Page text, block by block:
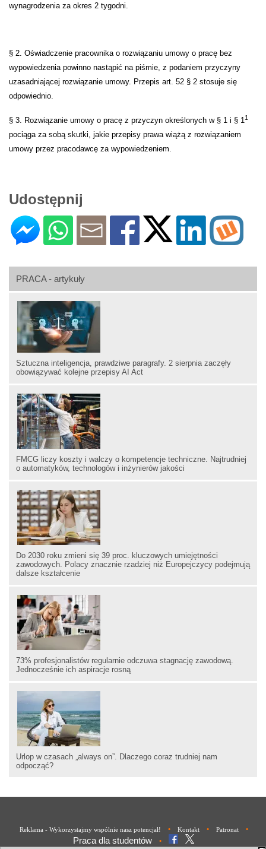
PRACA - artykuły
Sztuczna inteligencja, prawdziwe paragrafy. 2 sierpnia zaczęły
obowiązywać kolejne przepisy AI Act
FMCG liczy koszty i walczy o kompetencje techniczne. Najtrudniej
o automatyków, technologów i inżynierów jakości
Do 2030 roku zmieni się 39 proc. kluczowych umiejętności
zawodowych. Polacy znacznie rzadziej niż Europejczycy podejmują
dalsze kształcenie
73% profesjonalistów regularnie odczuwa stagnację zawodową.
Jednocześnie ich aspiracje rosną
Urlop w czasach „always on”. Dlaczego coraz trudniej nam
odpocząć?
wynagrodzenia za okres 2 tygodni.
§ 2. Oświadczenie pracownika o rozwiązaniu umowy o pracę bez
wypowiedzenia powinno nastąpić na piśmie, z podaniem przyczyny
uzasadniającej rozwiązanie umowy. Przepis art. 52 § 2 stosuje się
odpowiednio.
§ 3. Rozwiązanie umowy o pracę z przyczyn określonych w § 1 i § 1 1
pociąga za sobą skutki, jakie przepisy prawa wiążą z rozwiązaniem
umowy przez pracodawcę za wypowiedzeniem.
Udostępnij
Reklama - Wykorzystajmy wspólnie nasz potencjał! • Kontakt • Patronat •
Praca dla studentów •